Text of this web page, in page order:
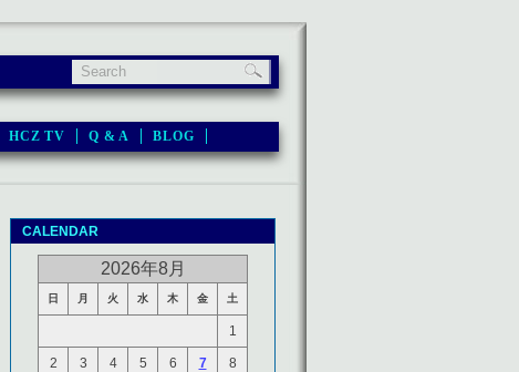
HCZ TV Q & A BLOG
CALENDAR
2026年8月
日 月 火 水 木 金 土
1
2 3 4 5 6 7 8